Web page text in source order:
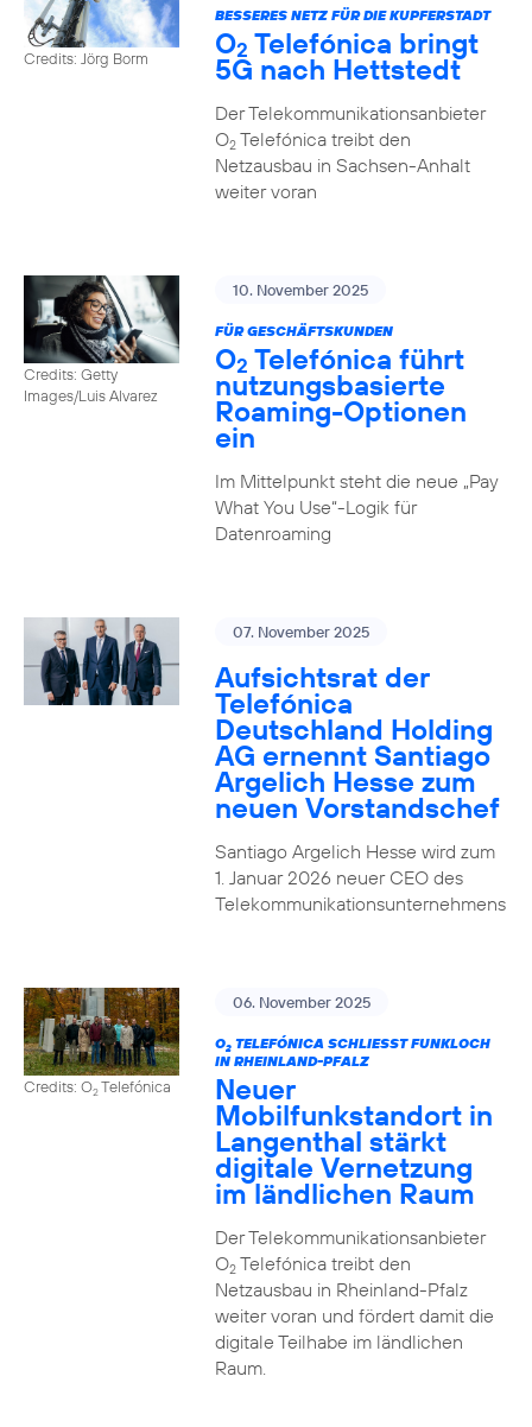
Credits: Jörg Borm
BESSERES NETZ FÜR DIE KUPFERSTADT
O2 Telefónica bringt
5G nach Hettstedt
Der Telekommunikationsanbieter
O2Telefónica treibt den
Netzausbau in Sachsen-Anhalt
weiter voran
Credits: Getty
Images/Luis Alvarez
10. November 2025
FÜR GESCHÄFTSKUNDEN
O2 Telefónica führt
nutzungs­basierte
Roaming-Optionen
ein
Im Mittelpunkt steht die neue „Pay
What You Use“-Logik für
Datenroaming
07. November 2025
Aufsichtsrat der
Telefónica
Deutschland Holding
AG ernennt Santiago
Argelich Hesse zum
neuen Vorstandschef
Santiago Argelich Hesse wird zum
1. Januar 2026 neuer CEO des
Telekommunikationsunternehmens
Credits: O2Telefónica
06. November 2025
O2TELEFÓNICA SCHLIESST FUNKLOCH I
N RHEINLAND-PFALZ
Neuer
Mobilfunkstandort in
Langenthal stärkt
digitale Vernetzung
im ländlichen Raum
Der Telekommunikationsanbieter
O2Telefónica treibt den
Netzausbau in Rheinland-Pfalz
weiter voran und fördert damit die
digitale Teilhabe im ländlichen
Raum.